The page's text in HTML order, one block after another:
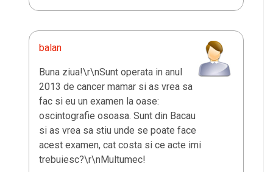
balan
Buna ziua!\r\nSunt operata in anul
2013 de cancer mamar si as vrea sa
fac si eu un examen la oase:
oscintografie osoasa. Sunt din Bacau
si as vrea sa stiu unde se poate face
acest examen, cat costa si ce acte imi
trebuiesc?\r\nMultumec!